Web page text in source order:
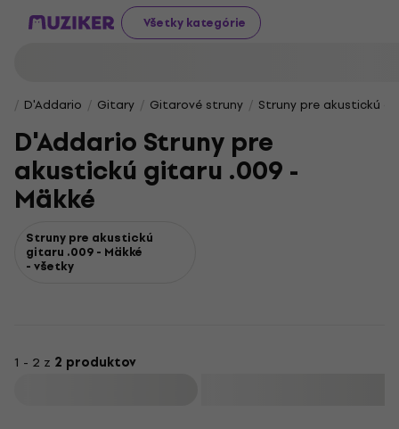
Všetky kategórie
D'Addario Gitary Gitarové struny Struny pre akustickú
D'Addario Struny pre
akustickú gitaru .009 -
Mäkké
Struny pre akustickú
gitaru .009 - Mäkké
- všetky
1 - 2 z 2 produktov